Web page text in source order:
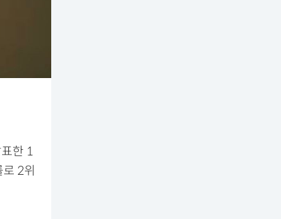
한 1
2위